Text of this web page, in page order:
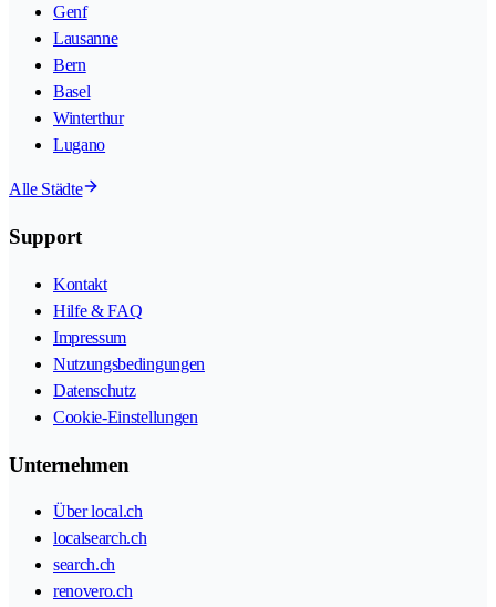
Genf
Lausanne
Bern
Basel
Winterthur
Lugano
Alle Städte
Support
Kontakt
Hilfe & FAQ
Impressum
Nutzungsbedingungen
Datenschutz
Cookie-Einstellungen
Unternehmen
Über local.ch
localsearch.ch
search.ch
renovero.ch